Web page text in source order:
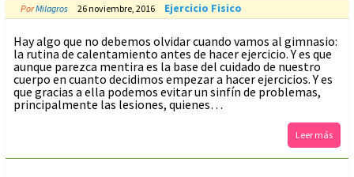
PorMilagros 26 noviembre, 2016 Ejercicio Fisico
Hay algo que no debemos olvidar cuando vamos al gimnasio:
la rutina de calentamiento antes de hacer ejercicio. Y es que
aunque parezca mentira es la base del cuidado de nuestro
cuerpo en cuanto decidimos empezar a hacer ejercicios. Y es
que gracias a ella podemos evitar un sinfín de problemas,
principalmente las lesiones, quienes…
Leer más